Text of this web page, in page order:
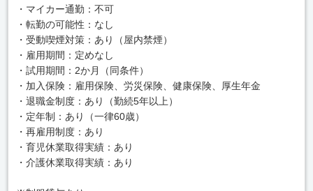
・マイカー通勤：不可
・転勤の可能性：なし
・受動喫煙対策：あり（屋内禁煙）
・雇用期間：定めなし
・試用期間：2か月（同条件）
・加入保険：雇用保険、労災保険、健康保険、厚生年金
・退職金制度：あり（勤続5年以上）
・定年制：あり（一律60歳）
・再雇用制度：あり
・育児休業取得実績：あり
・介護休業取得実績：あり